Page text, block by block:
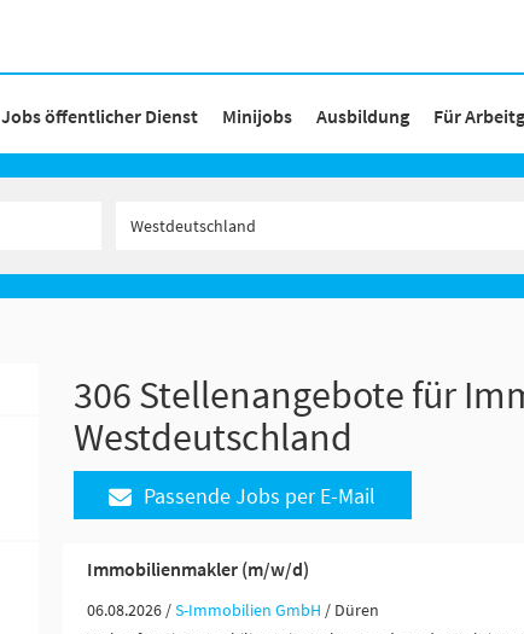
Jobs öffentlicher Dienst Minijobs Ausbildung Für
306 Stellenangebote für
Westdeutschland
Passende Jobs per E-Mail
Immobilienmakler (m/w/d)
06.08.2026 /S-Immobilien GmbH / Düren